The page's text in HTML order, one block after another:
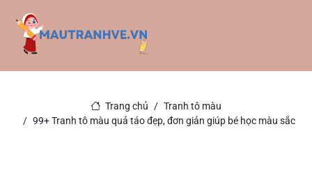
Trang chủ
Tranh tô màu
99+ Tranh tô màu quả táo đẹp, đơn giản giúp bé học màu sắc